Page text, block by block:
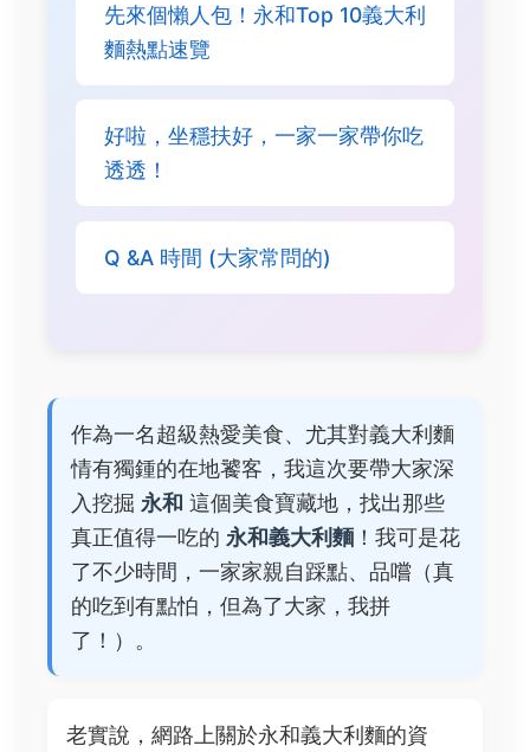
先來個懶人包！永和Top 10義大利
麵熱點速覽
好啦，坐穩扶好，一家一家帶你吃
透透！
Q &A 時間 (大家常問的)
作為一名超級熱愛美食、尤其對義大利麵
情有獨鍾的在地饕客，我這次要帶大家深
入挖掘 永和 這個美食寶藏地，找出那些
真正值得一吃的 永和義大利麵 ！我可是花
了不少時間，一家家親自踩點、品嚐（真
的吃到有點怕，但為了大家，我拼
了！）。
老實說，網路上關於永和義大利麵的資